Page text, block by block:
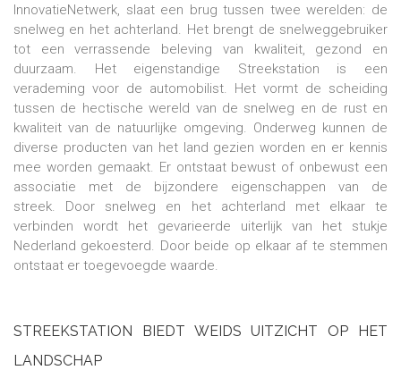
InnovatieNetwerk, slaat een brug tussen twee werelden: de
snelweg en het achterland. Het brengt de snelweggebruiker
tot een verrassende beleving van kwaliteit, gezond en
duurzaam. Het eigenstandige Streekstation is een
verademing voor de automobilist. Het vormt de scheiding
tussen de hectische wereld van de snelweg en de rust en
kwaliteit van de natuurlijke omgeving. Onderweg kunnen de
diverse producten van het land gezien worden en er kennis
mee worden gemaakt. Er ontstaat bewust of onbewust een
associatie met de bijzondere eigenschappen van de
streek. Door snelweg en het achterland met elkaar te
verbinden wordt het gevarieerde uiterlijk van het stukje
Nederland gekoesterd. Door beide op elkaar af te stemmen
ontstaat er toegevoegde waarde.
STREEKSTATION BIEDT WEIDS UITZICHT OP HET
LANDSCHAP